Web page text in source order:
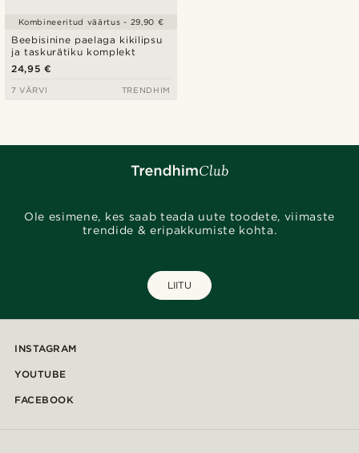
Beebisinine paelaga kikilipsu
ja taskurätiku komplekt
24,95 €
Kombineeritud väärtus - 29,90 €
7 VÄRVI TRENDHIM
Ole esimene, kes saab teada uute toodete, viimaste
trendide & eripakkumiste kohta.
LIITU
INSTAGRAM
YOUTUBE
FACEBOOK